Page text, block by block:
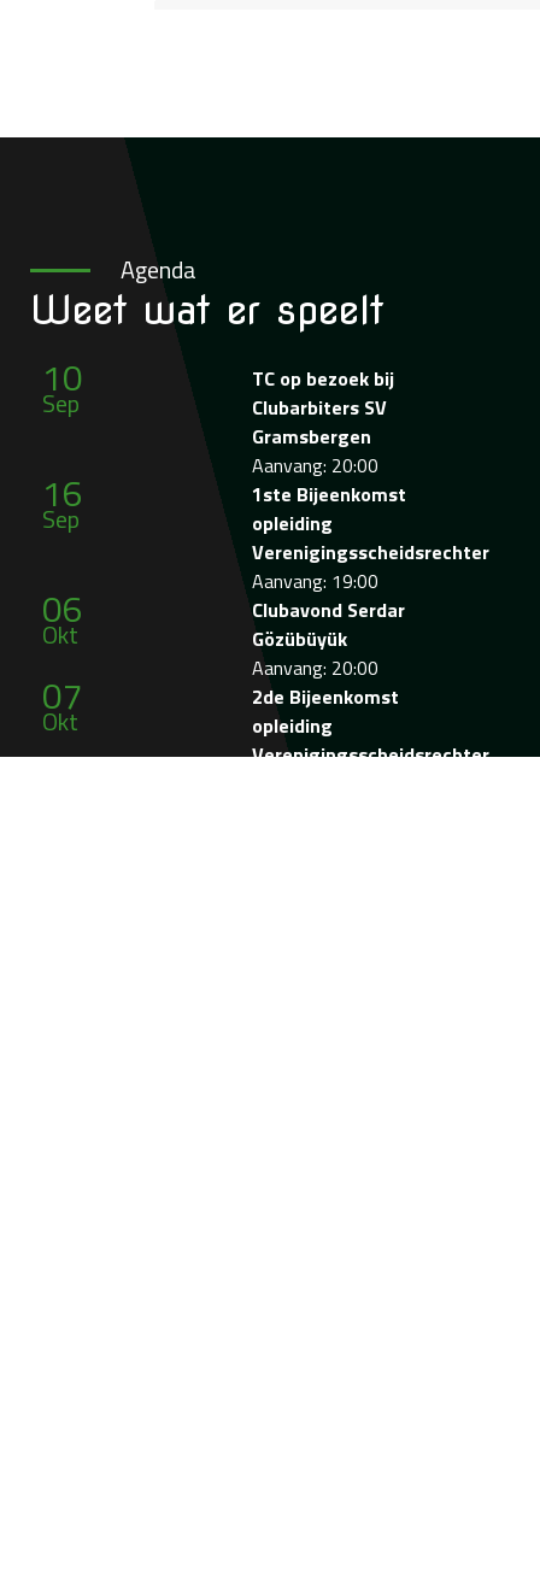
Agenda
Weet wat er speelt
10
Sep
TC op bezoek bij
Clubarbiters SV
Gramsbergen
Aanvang: 20:00
16
Sep
1ste Bijeenkomst
opleiding
Verenigingsscheidsrechter
Aanvang: 19:00
06
Okt
Clubavond Serdar
Gözübüyük
Aanvang: 20:00
07
Okt
2de Bijeenkomst
opleiding
Verenigingsscheidsrechter